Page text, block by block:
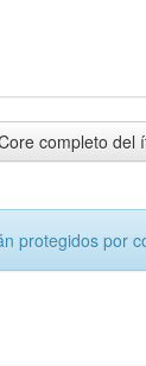
completo del
protegidos por